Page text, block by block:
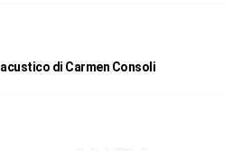
di Carmen Consoli